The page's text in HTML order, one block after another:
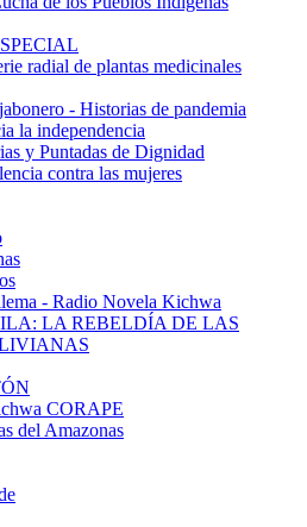
radial de plantas medicinales
- Historias de pandemia
la independencia
y Puntadas de Dignidad
contra las mujeres
- Radio Novela Kichwa
LA REBELDÍA DE LAS
CORAPE
del Amazonas